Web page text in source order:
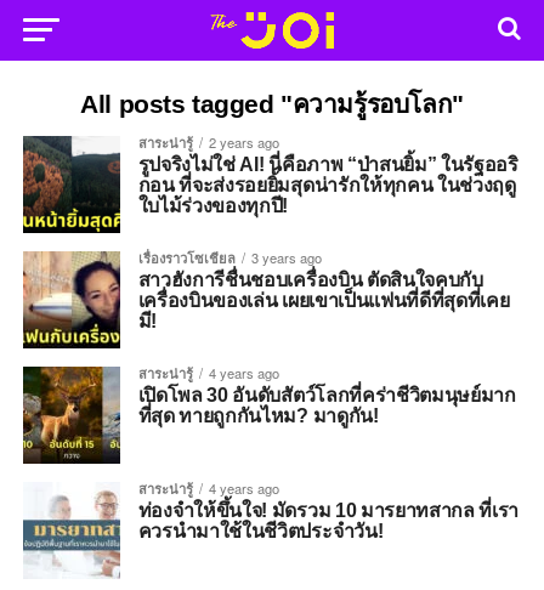
All posts tagged "ความรู้รอบโลก"
สาระน่ารู้ 2 years ago
รูปจริงไม่ใช่ AI! นี่คือภาพ “ป่าสนยิ้ม” ในรัฐออริ
กอน ที่จะส่งรอยยิ้มสุดน่ารักให้ทุกคน ในช่วงฤดู
ใบไม้ร่วงของทุกปี!
เรื่องราวโซเชียล 3 years ago
สาวฮังการีชื่นชอบเครื่องบิน ตัดสินใจคบกับ
เครื่องบินของเล่น เผยเขาเป็นแฟนที่ดีที่สุดที่เคย
มี!
สาระน่ารู้ 4 years ago
เปิดโพล 30 อันดับสัตว์โลกที่คร่าชีวิตมนุษย์มาก
ที่สุด ทายถูกกันไหม? มาดูกัน!
สาระน่ารู้ 4 years ago
ท่องจำให้ขึ้นใจ! มัดรวม 10 มารยาทสากล ที่เรา
ควรนำมาใช้ในชีวิตประจำวัน!